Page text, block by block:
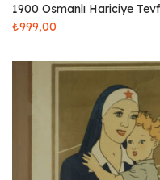
1900 Osmanlı Hariciye
₺999,00